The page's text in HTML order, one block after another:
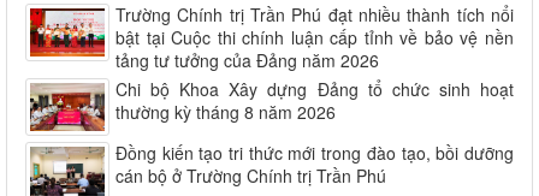
Trường Chính trị Trần Phú đạt nhiều thành tích nổi
bật tại Cuộc thi chính luận cấp tỉnh về bảo vệ nền
tảng tư tưởng của Đảng năm 2026
Chi bộ Khoa Xây dựng Đảng tổ chức sinh hoạt
thường kỳ tháng 8 năm 2026
Đồng kiến tạo tri thức mới trong đào tạo, bồi dưỡng
cán bộ ở Trường Chính trị Trần Phú